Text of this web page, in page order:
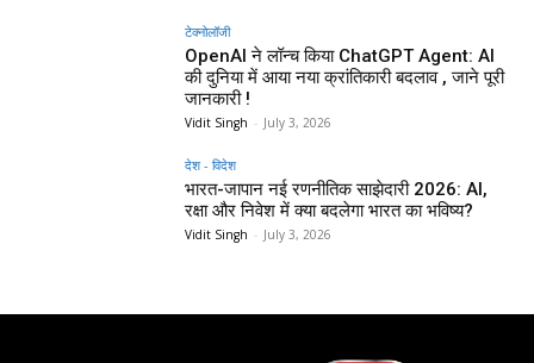
टेक्नोलॉजी
OpenAI ने लॉन्च किया ChatGPT Agent: AI
की दुनिया में आया नया क्रांतिकारी बदलाव , जाने पूरी
जानकारी !
Vidit Singh - July 3, 2026
देश - विदेश
भारत-जापान नई रणनीतिक साझेदारी 2026: AI,
रक्षा और निवेश में क्या बदलेगा भारत का भविष्य?
Vidit Singh - July 3, 2026